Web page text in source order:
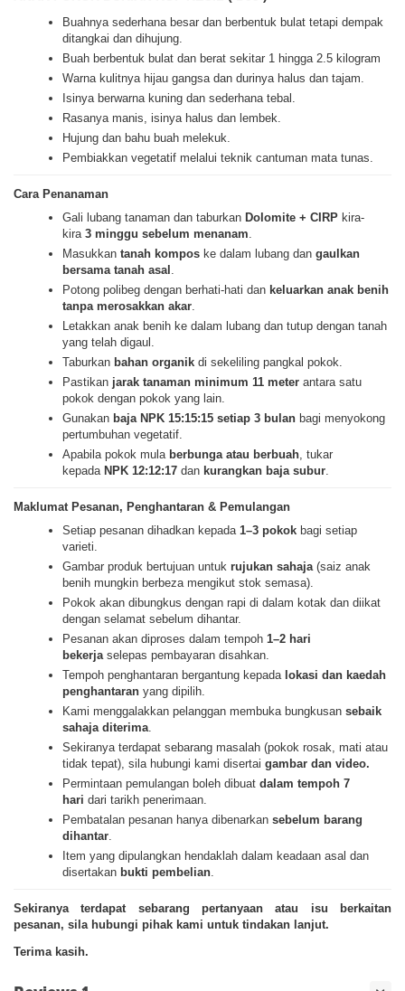
Buahnya sederhana besar dan berbentuk bulat tetapi dempak
ditangkai dan dihujung.
Buah berbentuk bulat dan berat sekitar 1 hingga 2.5 kilogram
Warna kulitnya hijau gangsa dan durinya halus dan tajam.
Isinya berwarna kuning dan sederhana tebal.
Rasanya manis, isinya halus dan lembek.
Hujung dan bahu buah melekuk.
Pembiakkan vegetatif melalui teknik cantuman mata tunas.
Cara Penanaman
Gali lubang tanaman dan taburkan Dolomite + CIRP kira-
kira3 minggu sebelum menanam.
Masukkantanah kompos ke dalam lubang dangaulkan
bersama tanah asal .
Potong polibeg dengan berhati-hati dan keluarkan anak benih
tanpa merosakkan akar.
Letakkan anak benih ke dalam lubang dan tutup dengan tanah
yang telah digaul.
Taburkan bahan organik di sekeliling pangkal pokok.
Pastikan jarak tanaman minimum 11 meter antara satu
pokok dengan pokok yang lain.
Gunakan baja NPK 15:15:15 setiap 3 bulan bagi menyokong
pertumbuhan vegetatif.
Apabila pokok mula berbunga atau berbuah, tukar
kepada NPK 12:12:17 dan kurangkan baja subur.
Maklumat Pesanan, Penghantaran & Pemulangan
Setiap pesanan dihadkan kepada1–3 pokok bagi setiap
varieti.
Gambar produk bertujuan untukrujukan sahaja(saiz anak
benih mungkin berbeza mengikut stok semasa).
Pokok akan dibungkus dengan rapi di dalam kotak dan diikat
dengan selamat sebelum dihantar.
Pesanan akan diproses dalam tempoh1–2 hari
bekerjaselepas pembayaran disahkan.
Tempoh penghantaran bergantung kepada lokasi dan kaedah
penghantaran yang dipilih.
Kami menggalakkan pelanggan membuka bungkusansebaik
sahaja diterima.
Sekiranya terdapat sebarang masalah (pokok rosak, mati atau
tidak tepat), sila hubungi kami disertaigambar dan video.
Permintaan pemulangan boleh dibuatdalam tempoh 7
hari dari tarikh penerimaan.
Pembatalan pesanan hanya dibenarkansebelum barang
dihantar.
Item yang dipulangkan hendaklah dalam keadaan asal dan
disertakan bukti pembelian.
Sekiranya terdapat sebarang pertanyaan atau isu berkaitan
pesanan, sila hubungi pihak kami untuk tindakan lanjut.
Terima kasih.